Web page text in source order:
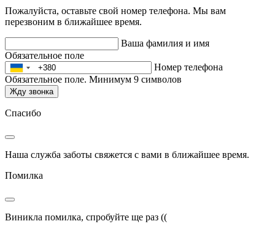
Пожалуйста, оставьте свой номер телефона. Мы вам
перезвоним в ближайшее время.
Ваша фамилия и имя
Обязательное поле
Номер телефона
Обязательное поле. Минимум 9 символов
Жду звонка
Спасибо
Наша служба заботы свяжется с вами в ближайшее время.
Помилка
Виникла помилка, спробуйте ще раз ((